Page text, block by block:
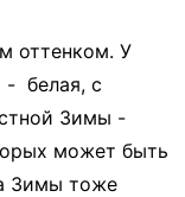
оттенком. У
- белая, с
Зимы -
может быть
Зимы тоже